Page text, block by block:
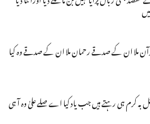
ملا ان کے صدقے رحمان ملا ان کے صدقے وہ کیا
بہ کرم ہی رہتے ہیں جب یاد کیا اے صلے علیٰ وہ آ ہی